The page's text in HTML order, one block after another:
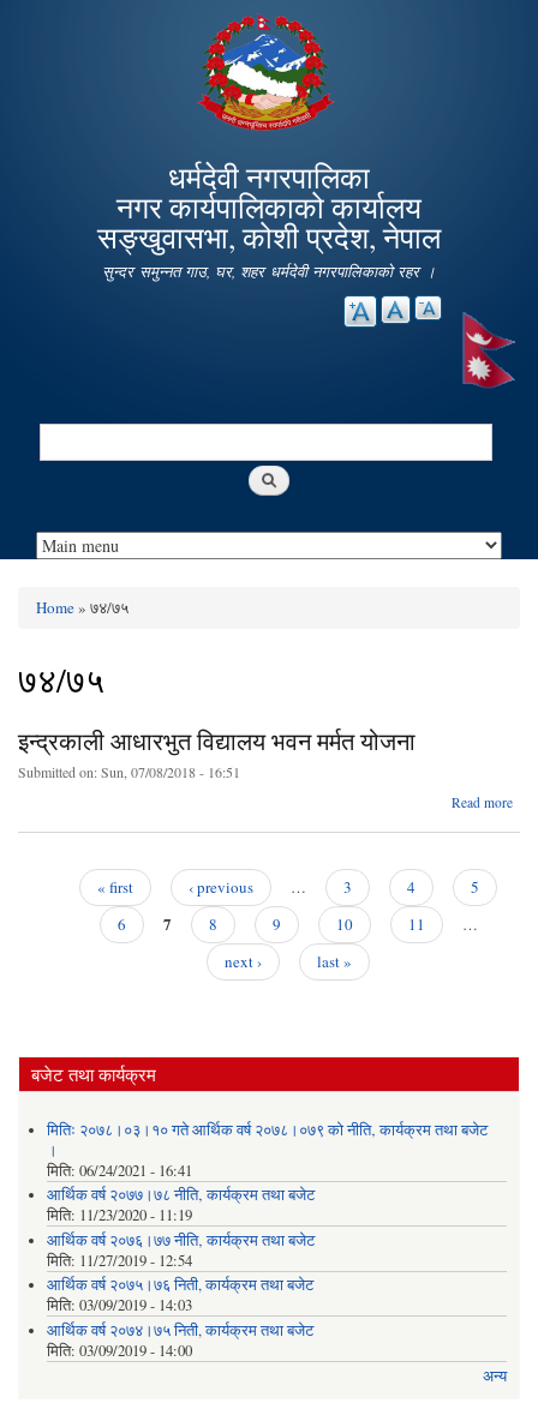
main
content
धर्मदेवी नगरपालिका
नगर कार्यपालिकाको कार्यालय
सङ्खुवासभा, कोशी प्रदेश, नेपाल
सुन्दर समुन्नत गाउ, घर, शहर धर्मदेवी नगरपालिकाको रहर ।
Search
Home» ७४/७५
७४/७५
इन्द्रकाली आधारभुत विद्यालय भवन मर्मत योजना
Submitted on:Sun, 07/08/2018 - 16:51
Read more
« first ‹ previous … 3 4
5
6
7 8 9 10 11
…
next ›
last »
बजेट तथा कार्यक्रम
मितिः २०७८।०३।१० गते आर्थिक वर्ष २०७८।०७९ को नीति‚ कार्यक्रम तथा बजेट
।
मिति: 06/24/2021 - 16:41
आर्थिक वर्ष २०७७।७८ नीति‚ कार्यक्रम तथा बजेट
मिति: 11/23/2020 - 11:19
आर्थिक वर्ष २०७६।७७ नीति‚ कार्यक्रम तथा बजेट
मिति: 11/27/2019 - 12:54
आर्थिक वर्ष २०७५।७६ निती, कार्यक्रम तथा बजेट
मिति: 03/09/2019 - 14:03
आर्थिक वर्ष २०७४।७५ निती, कार्यक्रम तथा बजेट
मिति: 03/09/2019 - 14:00
अन्य